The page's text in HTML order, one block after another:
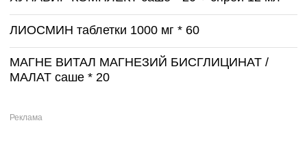
ЛИОСМИН таблетки 1000 мг * 60
МАГНЕ ВИТАЛ МАГНЕЗИЙ БИСГЛИЦИНАТ /
МАЛАТ саше * 20